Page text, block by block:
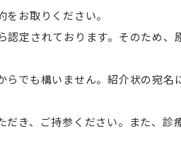
お取りください。
定されております。そのため
でも構いません。紹介状の宛
き、ご持参ください。また、